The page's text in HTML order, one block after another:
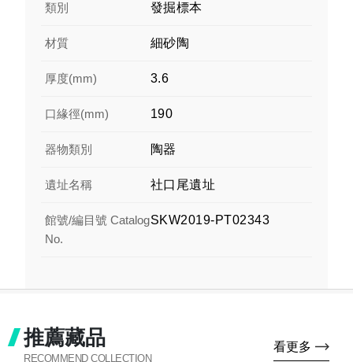
類別 發掘標本
材質 細砂陶
厚度(mm) 3.6
口緣徑(mm) 190
器物類別 陶器
遺址名稱 社口尾遺址
館號/編目號 Catalog
No.
SKW2019-PT02343
推薦藏品
RECOMMEND COLLECTION
看更多